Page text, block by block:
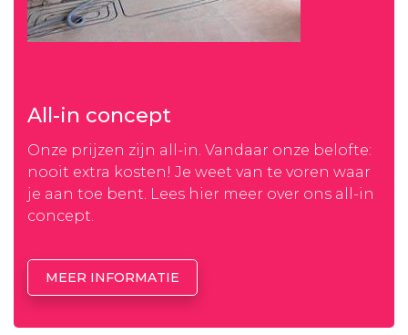
All-in concept
Onze prijzen zijn all-in. Vandaar onze belofte:
nooit extra kosten! Je weet van te voren waar
je aan toe bent. Lees hier meer over ons all-in
concept.
MEER INFORMATIE